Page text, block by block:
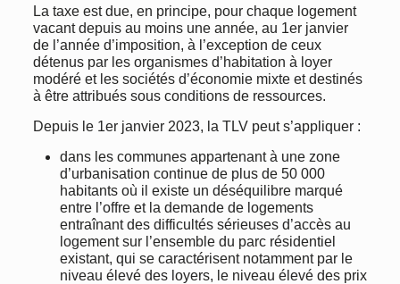
La taxe est due, en principe, pour chaque logement
vacant depuis au moins une année, au 1er janvier
de l’année d’imposition, à l’exception de ceux
détenus par les organismes d’habitation à loyer
modéré et les sociétés d’économie mixte et destinés
à être attribués sous conditions de ressources.
Depuis le 1er janvier 2023, la TLV peut s’appliquer :
dans les communes appartenant à une zone
d’urbanisation continue de plus de 50 000
habitants où il existe un déséquilibre marqué
entre l’offre et la demande de logements
entraînant des difficultés sérieuses d’accès au
logement sur l’ensemble du parc résidentiel
existant, qui se caractérisent notamment par le
niveau élevé des loyers, le niveau élevé des prix